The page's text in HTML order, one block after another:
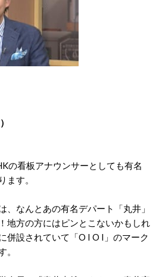
の看板アナウンサーとしても有名
ます。
、なんとあの有名デパート「丸井」
地方の方にはピンとこないかもしれ
併設されていて「O I O I」のマーク
。